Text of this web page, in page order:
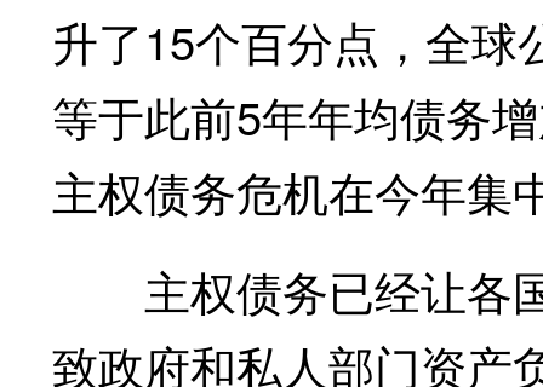
升了15个百分点，全球
等于此前5年年均债务
主权债务危机在今年集
主权债务已经让各
致政府和私人部门资产